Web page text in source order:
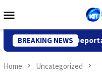
to
Menu
BREAKING NEWS
Kediri Deportasi WN
Home Uncategorized